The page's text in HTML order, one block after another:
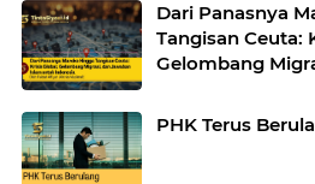
Dari Panasnya
Tangisan Ceuta:
Gelombang
PHK Terus